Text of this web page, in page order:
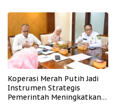
Koperasi Merah Putih Jadi
Instrumen Strategis
Pemerintah Meningkatkan